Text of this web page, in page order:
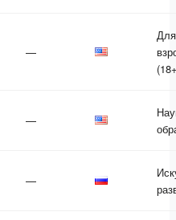
—
Для
—
—